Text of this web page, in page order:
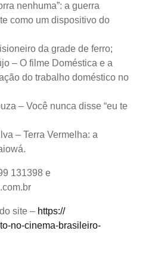
nenhuma”: a guerra
como um dispositivo do
da grade de ferro;
– O filme Doméstica e a
do trabalho doméstico no
– Você nunca disse “eu te
– Terra Vermelha: a
131398 e
m.br
site – https://
no-cinema-brasileiro-